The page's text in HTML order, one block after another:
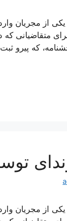
از مجریان
که پیرو
توسان
از مجریان